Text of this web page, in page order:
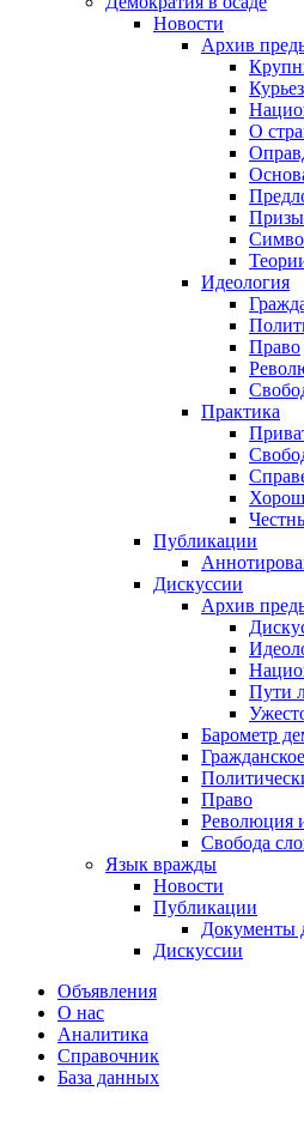
Новости
Архив
О
Идеология
Право
Практика
Публикации
Дискуссии
Архив
Пути
Барометр
Право
Революция
Свобода
Язык вражды
Новости
Публикации
Документы
Дискуссии
Объявления
О нас
Аналитика
Справочник
База данных